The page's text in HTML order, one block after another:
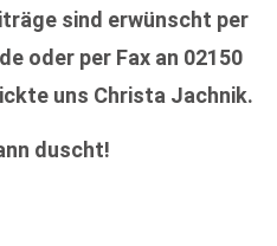
sind erwünscht per
oder per Fax an 02150
uns Christa Jachnik.
duscht!